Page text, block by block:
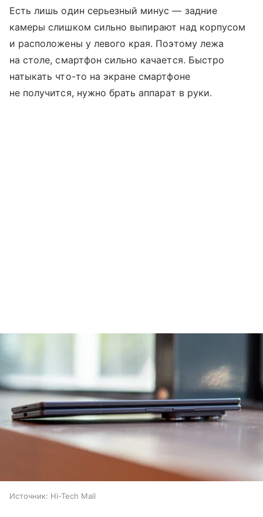
Есть лишь один серьезный минус — задние
камеры слишком сильно выпирают над корпусом
и расположены у левого края. Поэтому лежа
на столе, смартфон сильно качается. Быстро
натыкать что-то на экране смартфоне
не получится, нужно брать аппарат в руки.
Источник: Hi-Tech Mail